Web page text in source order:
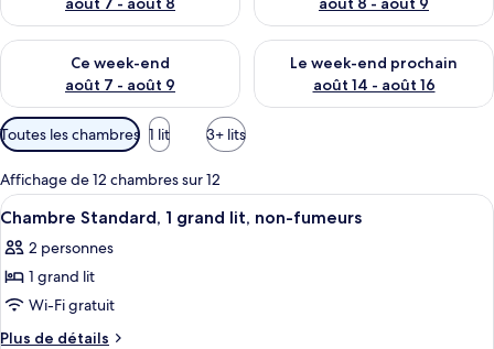
Ce week-end
août 7 - août 9
Vérifier la disponibilité pour ce week-end août 7 - août 9
Le week-end prochain
août 14 - août 16
Vérifier la disponibilité pour
Filtres
disponibles
pour
les
chambres
Toutes les chambres 1 lit 3+ lits
Affichage de 12 chambres sur 12
Afficher
toutes
les
photos
pour
ce
Un lit avec une literie blanche, une
6
Chambre Standard, 1 grand lit, non-fumeurs
2 personnes
1 grand lit
Wi-Fi gratuit
Plus de détails
Plus